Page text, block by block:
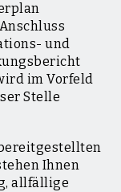
und
im Vorfeld
Stelle
Ihnen
allfällige